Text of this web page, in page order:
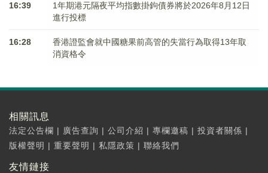
16:39
1年期港元隔夜平均指數掛鉤債券將於2026年8月12日
進行投標
16:28
香港證監會就中國糖果前高管的失當行為取得13年取
消資格令
相關訊息
法定公告欄 | 廣告查詢 | 公司介紹 | 專欄邀稿 | 投資者關係 |
版權聲明 | 重要聲明 | 私隱政策 | 聯絡我們
友情鏈接